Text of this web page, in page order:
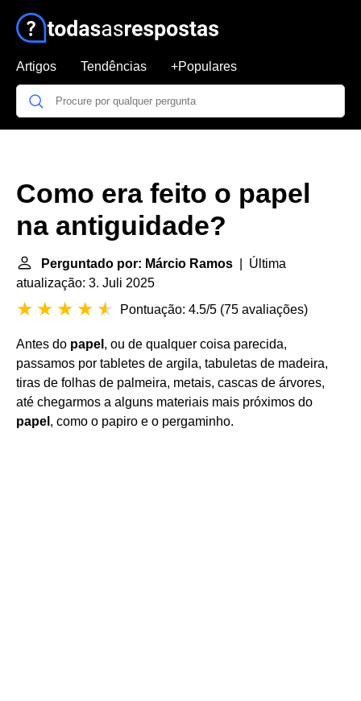
Artigos Tendências +Populares
Como era feito o papel
na antiguidade?
Perguntado por: Márcio Ramos | Última
atualização: 3. Juli 2025
Pontuação: 4.5/5 (75 avaliações)
Antes do papel , ou de qualquer coisa parecida,
passamos por tabletes de argila, tabuletas de madeira,
tiras de folhas de palmeira, metais, cascas de árvores,
até chegarmos a alguns materiais mais próximos do
papel , como o papiro e o pergaminho.